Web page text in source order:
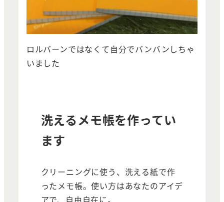
ロルバーンではなくて自分でバンバンしちゃ
いました
洗えるメモ帳を作ってい
ます
クリーニングに使う、洗える紙で作
ったメモ帳。使い方はあなたのアイデ
アで、自由自在に。